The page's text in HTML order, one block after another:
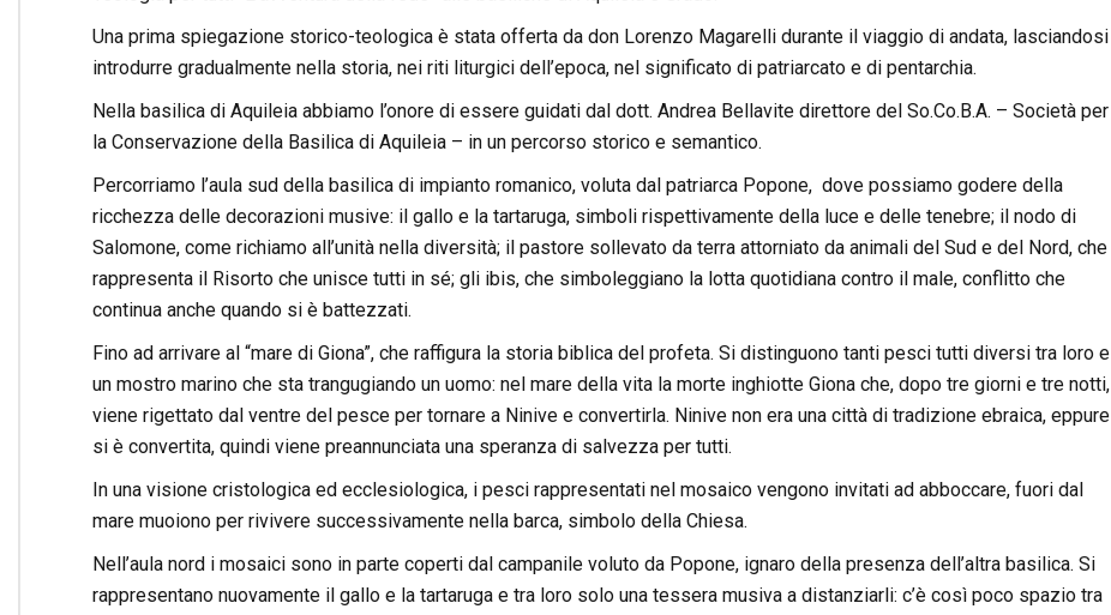
Una prima spiegazione storico-teologica è stata offerta da don Lorenzo Magarelli durante il viaggio di andata, lasciandosi
introdurre gradualmente nella storia, nei riti liturgici dell’epoca, nel significato di patriarcato e di pentarchia.
Nella basilica di Aquileia abbiamo l’onore di essere guidati dal dott. Andrea Bellavite direttore del So.Co.B.A. – Società per
la Conservazione della Basilica di Aquileia – in un percorso storico e semantico.
Percorriamo l’aula sud della basilica di impianto romanico, voluta dal patriarca Popone, dove possiamo godere della
ricchezza delle decorazioni musive: il gallo e la tartaruga, simboli rispettivamente della luce e delle tenebre; il nodo di
Salomone, come richiamo all’unità nella diversità; il pastore sollevato da terra attorniato da animali del Sud e del Nord, che
rappresenta il Risorto che unisce tutti in sé; gli ibis, che simboleggiano la lotta quotidiana contro il male, conflitto che
continua anche quando si è battezzati.
Fino ad arrivare al “mare di Giona”, che raffigura la storia biblica del profeta. Si distinguono tanti pesci tutti diversi tra loro e
un mostro marino che sta trangugiando un uomo: nel mare della vita la morte inghiotte Giona che, dopo tre giorni e tre notti,
viene rigettato dal ventre del pesce per tornare a Ninive e convertirla. Ninive non era una città di tradizione ebraica, eppure
si è convertita, quindi viene preannunciata una speranza di salvezza per tutti.
In una visione cristologica ed ecclesiologica, i pesci rappresentati nel mosaico vengono invitati ad abboccare, fuori dal
mare muoiono per rivivere successivamente nella barca, simbolo della Chiesa.
Nell’aula nord i mosaici sono in parte coperti dal campanile voluto da Popone, ignaro della presenza dell’altra basilica. Si
rappresentano nuovamente il gallo e la tartaruga e tra loro solo una tessera musiva a distanziarli: c’è così poco spazio tra